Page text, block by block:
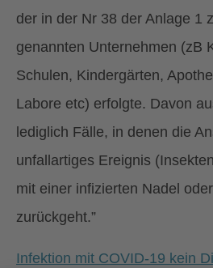
der in der Nr 38 der Anlage 1
genannten Unternehmen (zB
Schulen, Kindergärten,
Labore etc) erfolgte. Davon
lediglich Fälle, in denen die
unfallartiges Ereignis
mit einer infizierten Nadel
zurückgeht.”
Infektion mit COVID-19 kein